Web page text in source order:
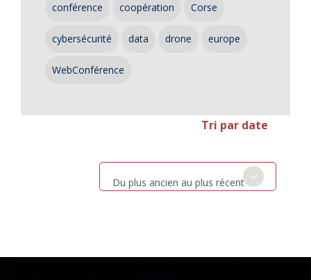
conférence coopération Corse
cybersécurité data drone europe
WebConférence
Tri par date
Du plus ancien au plus récent